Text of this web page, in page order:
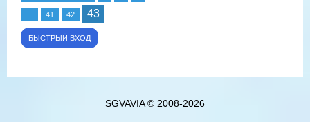
41 42 43
SGVAVIA © 2008-2026